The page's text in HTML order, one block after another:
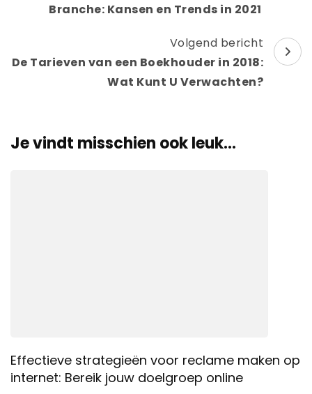
Branche: Kansen en Trends in 2021
Volgend bericht
De Tarieven van een Boekhouder in 2018:
Wat Kunt U Verwachten?
Je vindt misschien ook leuk...
Effectieve strategieën voor reclame maken op
internet: Bereik jouw doelgroep online